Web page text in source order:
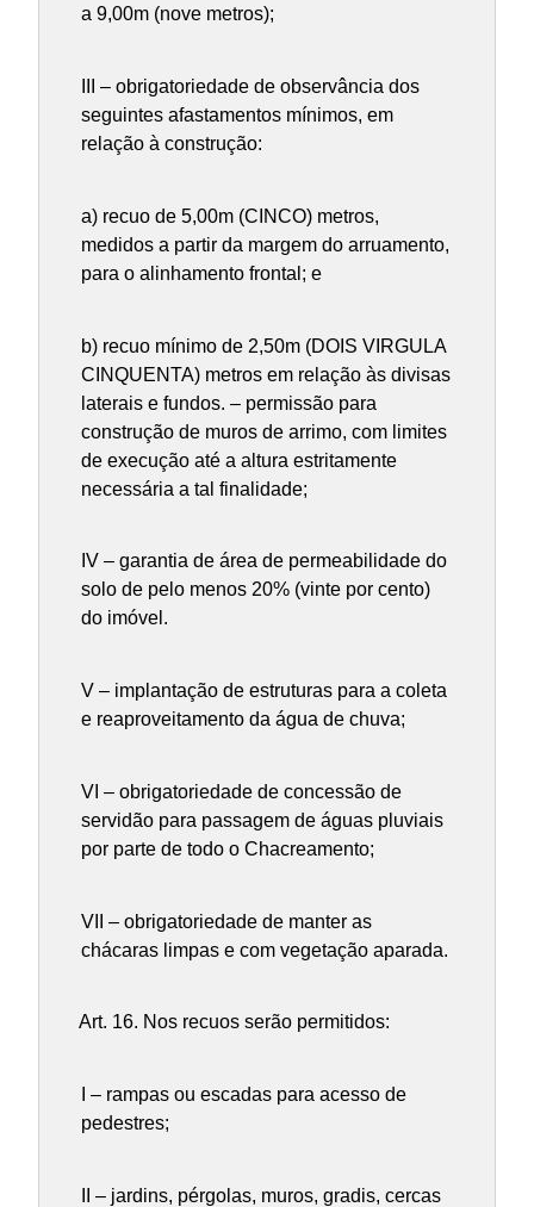
a 9,00m (nove metros);
III – obrigatoriedade de observância dos
seguintes afastamentos mínimos, em
relação à construção:
a) recuo de 5,00m (CINCO) metros,
medidos a partir da margem do arruamento,
para o alinhamento frontal; e
b) recuo mínimo de 2,50m (DOIS VIRGULA
CINQUENTA) metros em relação às divisas
laterais e fundos. – permissão para
construção de muros de arrimo, com limites
de execução até a altura estritamente
necessária a tal finalidade;
IV – garantia de área de permeabilidade do
solo de pelo menos 20% (vinte por cento)
do imóvel.
V – implantação de estruturas para a coleta
e reaproveitamento da água de chuva;
VI – obrigatoriedade de concessão de
servidão para passagem de águas pluviais
por parte de todo o Chacreamento;
VII – obrigatoriedade de manter as
chácaras limpas e com vegetação aparada.
Art. 16. Nos recuos serão permitidos:
I – rampas ou escadas para acesso de
pedestres;
II – jardins, pérgolas, muros, gradis, cercas